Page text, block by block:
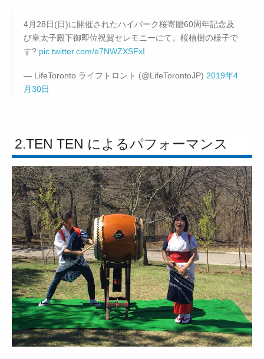
4月28日(日)に開催されたハイパーク桜寄贈60周年記念及
び皇太子殿下御即位祝賀セレモニーにて。桜植樹の様子で
す? pic.twitter.com/e7NWZXSFxI
— LifeToronto ライフトロント (@LifeTorontoJP) 2019年4
月30日
2.TEN TEN によるパフォーマンス